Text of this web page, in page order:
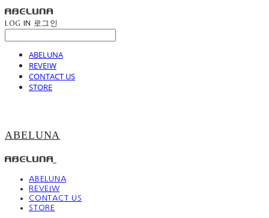
LOG IN 로그인
ABELUNA
REVEIW
CONTACT US
STORE
ABELUNA
ABELUNA
REVEIW
CONTACT US
STORE